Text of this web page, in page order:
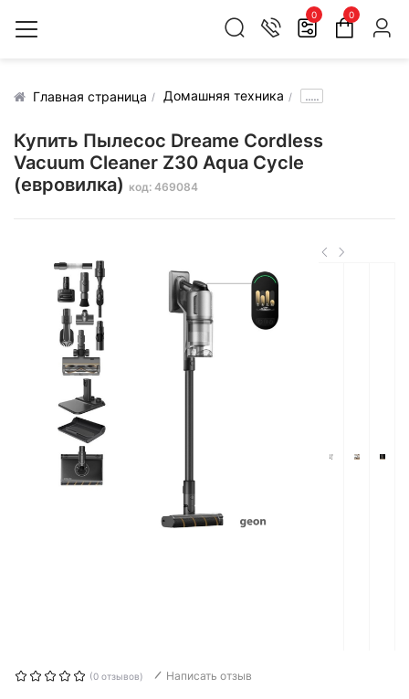
0 0
Главная страница Домашняя техника .....
Купить Пылесос Dreame Cordless
Vacuum Cleaner Z30 Aqua Cycle
(евровилка) код: 469084
(0 отзывов) Написать отзыв